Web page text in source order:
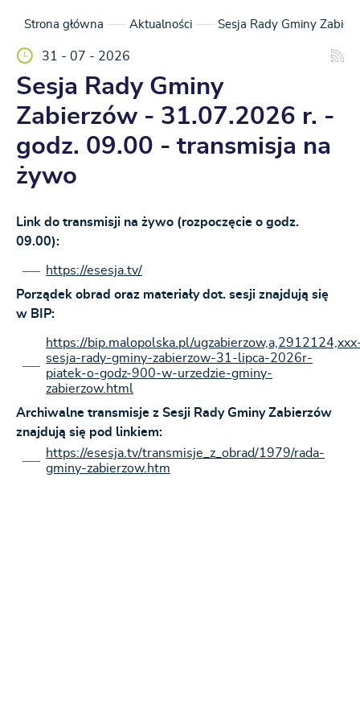
Strona główna Aktualności Sesja Rady Gminy
31 - 07 - 2026
Sesja Rady Gminy
Zabierzów - 31.07.2026 r. -
godz. 09.00 - transmisja na
żywo
Link do transmisji na żywo (rozpoczęcie o godz.
09.00):
https://esesja.tv/
Porządek obrad oraz materiały dot. sesji znajdują się
w BIP:
https://bip.malopolska.pl/
sesja-rady-gminy-zabierzow-31-lipca-2026r-
piatek-o-godz-900-w-urzedzie-gminy-
zabierzow.html
Archiwalne transmisje z Sesji Rady Gminy Zabierzów
znajdują się pod linkiem:
https://esesja.tv/transmisje_z_obrad/1979/rada-
gminy-zabierzow.htm